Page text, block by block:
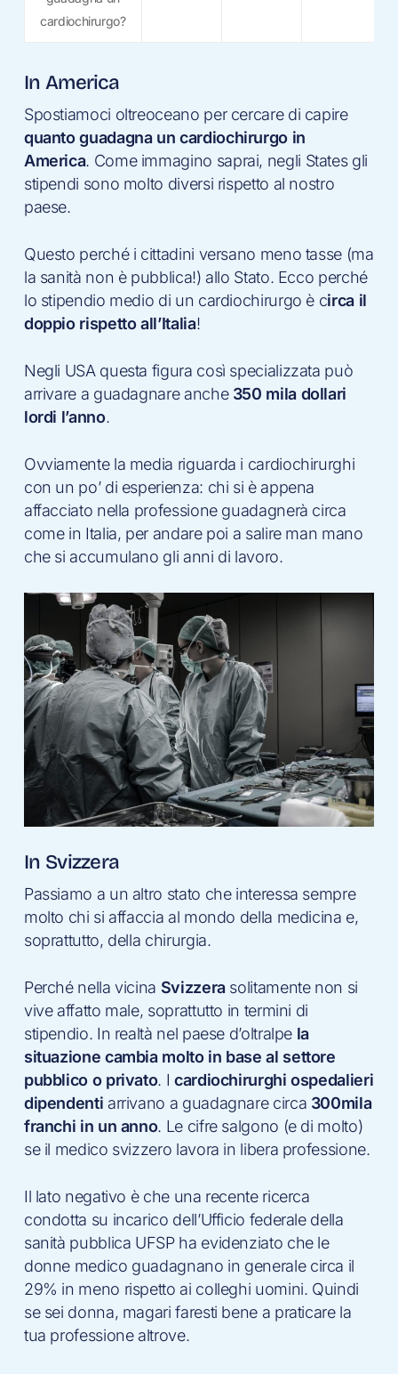
cardiochirurgo?
In America
Spostiamoci oltreoceano per cercare di capire
quanto guadagna un cardiochirurgo in
America. Come immagino saprai, negli States gli
stipendi sono molto diversi rispetto al nostro
paese.
Questo perché i cittadini versano meno tasse (ma
la sanità non è pubblica!) allo Stato. Ecco perché
lo stipendio medio di un cardiochirurgo è circa il
doppio rispetto all’Italia!
Negli USA questa figura così specializzata può
arrivare a guadagnare anche 350 mila dollari
lordi l’anno.
Ovviamente la media riguarda i cardiochirurghi
con un po’ di esperienza: chi si è appena
affacciato nella professione guadagnerà circa
come in Italia, per andare poi a salire man mano
che si accumulano gli anni di lavoro.
In Svizzera
Passiamo a un altro stato che interessa sempre
molto chi si affaccia al mondo della medicina e,
soprattutto, della chirurgia.
Perché nella vicina Svizzerasolitamente non si
vive affatto male, soprattutto in termini di
stipendio. In realtà nel paese d’oltralpe la
situazione cambia molto in base al settore
pubblico o privato. I cardiochirurghi ospedalieri
dipendenti arrivano a guadagnare circa 300mila
franchi in un anno. Le cifre salgono (e di molto)
se il medico svizzero lavora in libera professione.
Il lato negativo è che una recente ricerca
condotta su incarico dell’Ufficio federale della
sanità pubblica UFSP ha evidenziato che le
donne medico guadagnano in generale circa il
29% in meno rispetto ai colleghi uomini. Quindi
se sei donna, magari faresti bene a praticare la
tua professione altrove.